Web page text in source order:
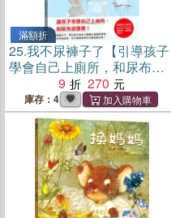
滿額折
25.我不尿褲子了【引導孩子
學會自己上廁所，和尿布說
掰掰！】9 270
庫存：4